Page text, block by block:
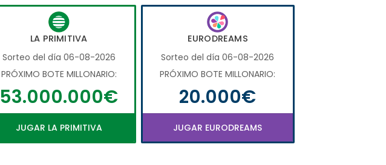
LA PRIMITIVA
Sorteo del día 06-08-2026
PRÓXIMO BOTE MILLONARIO:
53.000.000€
JUGAR LA PRIMITIVA
EURODREAMS
Sorteo del día 06-08-2026
PRÓXIMO BOTE MILLONARIO:
20.000€
JUGAR EURODREAMS